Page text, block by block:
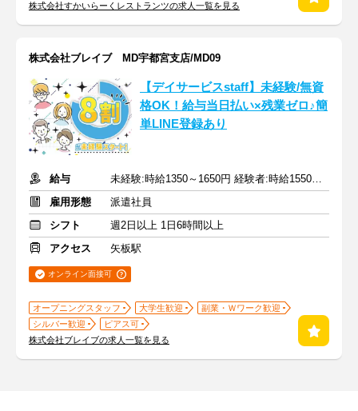
株式会社すかいらーくレストランツの求人一覧を見る
株式会社ブレイブ MD宇都宮支店/MD09
【デイサービスstaff】未経験/無資
格OK！給与当日払い×残業ゼロ♪簡
単LINE登録あり
給与
未経験:時給1350～1650円 経験者:時給1550～1850円+交通費全額
雇用形態
派遣社員
シフト
週2日以上 1日6時間以上
アクセス
矢板駅
オンライン面接可
オープニングスタッフ 大学生歓迎
副業・Ｗワーク歓迎
シルバー歓迎
ピアス可
株式会社ブレイブの求人一覧を見る